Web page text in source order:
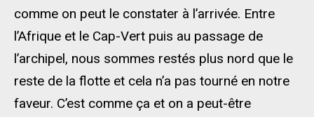
comme on peut le constater à l’arrivée. Entre
l’Afrique et le Cap-Vert puis au passage de
l’archipel, nous sommes restés plus nord que le
reste de la flotte et cela n’a pas tourné en notre
faveur. C’est comme ça et on a peut-être